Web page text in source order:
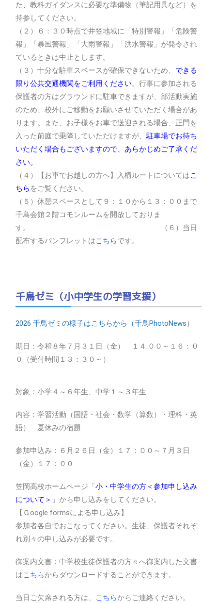
た、教科ガイダンスに必要な準備物（筆記用具など）を
持参してください。
（２）６：３０時点で井笠地域に「特別警報」「危険警
報」「暴風警報」「大雨警報」「洪水警報」が発令され
ているときは中止とします。
（３）十分な駐車スペースが確保できないため、 できる
限り公共交通機関をご利用ください。行事に参加される
保護者の方はグラウンドに駐車できますが、部活動実施
のため、校外にご移動をお願いさせていただく場合があ
ります。また、お子様をお車で送迎される場合、正門を
入った前庭で乗降していただけますが、駐車場でお待ち
いただく場合もございますので、あらかじめご了承くだ
さい。
（４）【お車でお越しの方へ】入構ルートについてはこ
ちら をご覧ください。
（５）休憩スペースとして９：１０から１３：００まで
千鳥会館２階コモンルームを開放しておりま
す。 （６）当日
配布するパンフレットはこちらです。
千鳥ゼミ（小中学生の学習支援）
2026 千鳥ゼミの様子はこちらから（千鳥PhotoNews）
期日：令和８年７月３１日（金） １４:００～１６：０
０（受付時間１３：３０～）
対象：小学４～６年生、中学１～３年生
内容：学習活動（国語・社会・数学（算数）・理科・英
語） 夏休みの宿題
参加申込み：６月２６日（金）１７：００～７月３日
（金）１７：００
笠岡高校ホームページ「小・中学生の方＜参加申し込み
について＞ 」から申し込みをしてください。
【Ｇoogle formsによる申し込み】
参加者各自でおこなってください。生徒、保護者それぞ
れ別々の申し込みが必要です。
御案内文書：中学校生徒保護者の方々へ御案内した文書
はこち らからダウンロードすることができます。
当日ご欠席される方は、 こちらからご連絡ください。